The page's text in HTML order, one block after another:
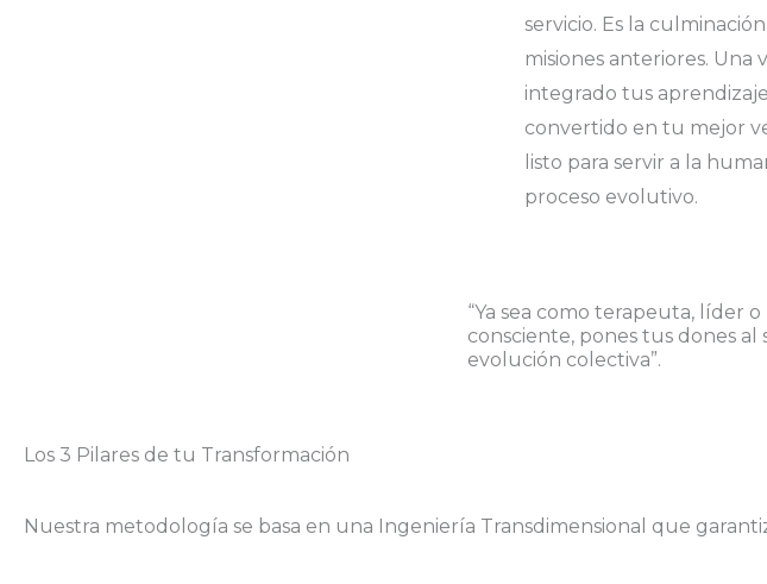
servicio. Es la
misiones anteriores. Una
integrado tus
convertido en tu mejor
listo para servir a la
proceso evolutivo.
“Ya sea como terapeuta, líder o
consciente, pones tus dones al
evolución colectiva”.
Los 3 Pilares de tu Transformación
Nuestra metodología se basa en una Ingeniería Transdimensional que